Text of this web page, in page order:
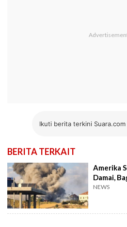
Ikuti berita terkini Suara.com
BERITA TERKAIT
Amerika
Damai,
NEWS